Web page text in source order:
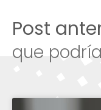
Post
que